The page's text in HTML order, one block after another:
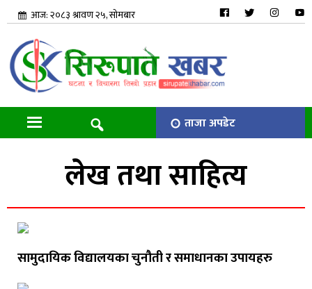
आज: २०८३ श्रावण २५, सोमबार
ताजा अपडेट
लेख तथा साहित्य
सामुदायिक विद्यालयका चुनौती र समाधानका उपायहरु